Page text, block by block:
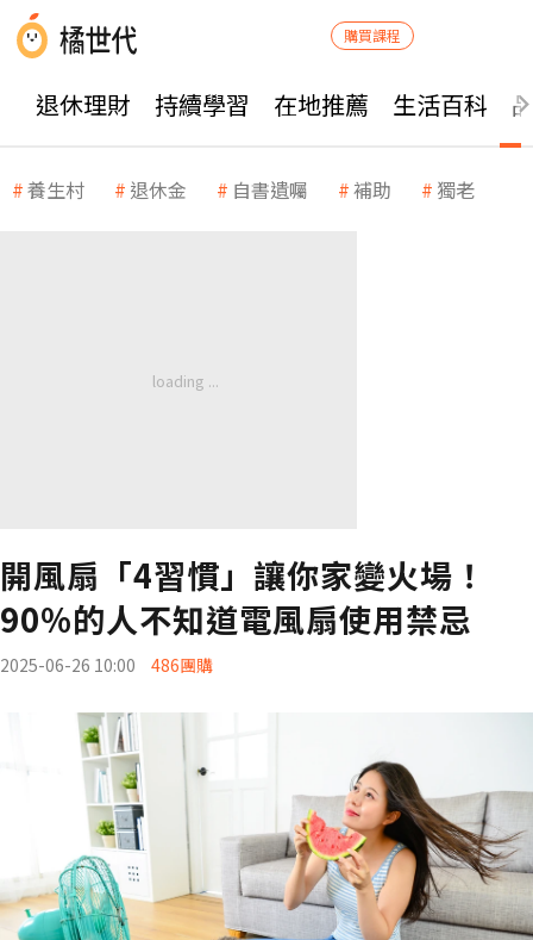
購買課程
退休理財 持續學習 在地推薦 生活百科
養生村 退休金 自書遺囑 補助 獨老
開風扇「4習慣」讓你家變火場！
90%的人不知道電風扇使用禁忌
2025-06-26 10:00 486團購